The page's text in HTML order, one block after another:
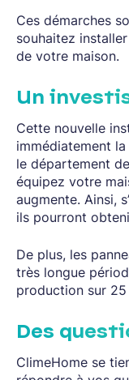
Ces démarches
souhaitez
de votre maison.
Un
Cette nouvelle
immédiatement
le département
équipez votre
augmente. Ainsi,
ils pourront
De plus, les
très longue
production sur 25
Des
ClimeHome se